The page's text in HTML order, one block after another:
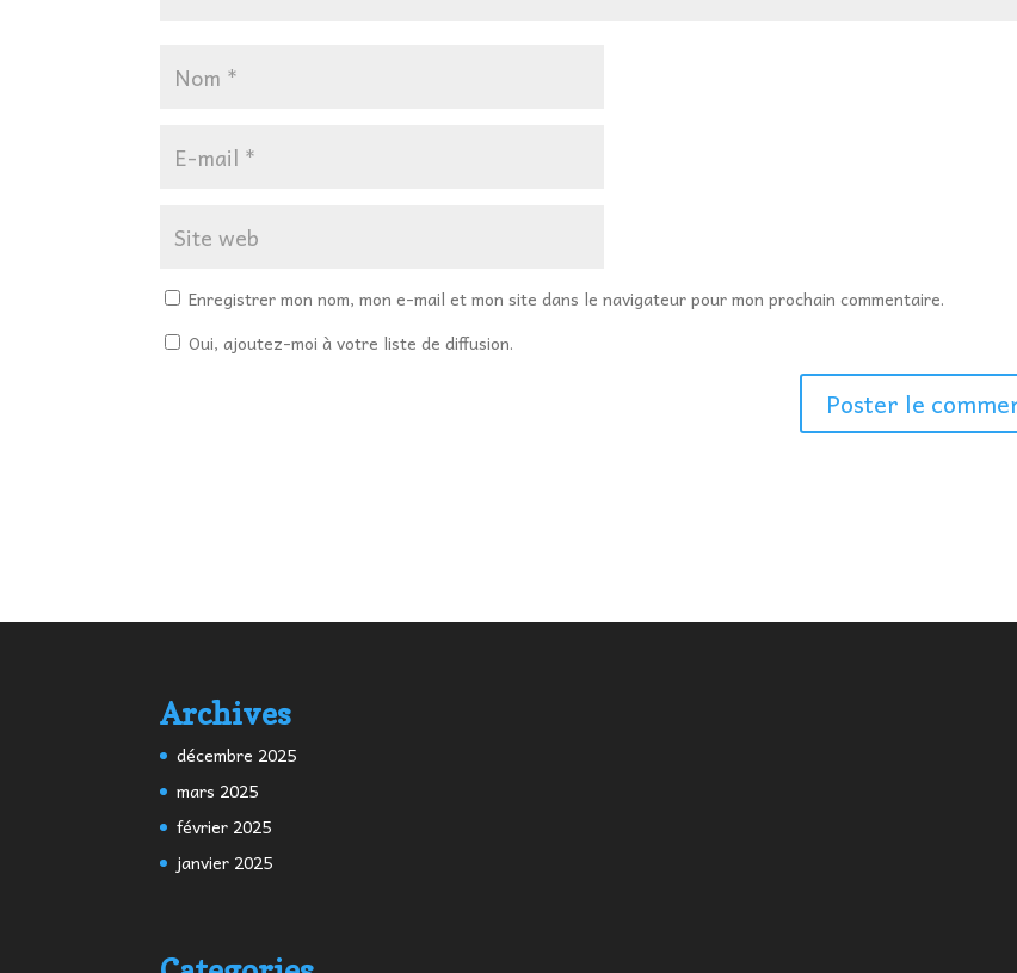
Enregistrer mon nom, mon e-mail et mon site dans le navigateur pour mon prochain commentaire.
Oui, ajoutez-moi à votre liste de diffusion.
Archives
décembre 2025
mars 2025
février 2025
janvier 2025